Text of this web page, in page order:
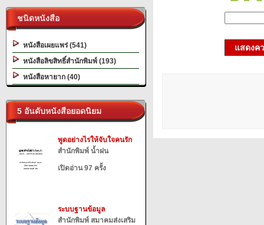
ชนิดหนังสือ
หนังสือเผยแพร่ (541)
หนังสือลิขสิทธิ์สำนักพิมพ์ (193)
หนังสือหายาก (40)
5 อันดับหนังสือยอดนิยม
พูดอย่างไรให้จับใจคนรัก
สำนักพิมพ์ น้ำฝน
เปิดอ่าน 97 ครั้ง
ระบบฐานข้อมูล
สำนักพิมพ์ สมาคมส่งเสริม
แสดงค